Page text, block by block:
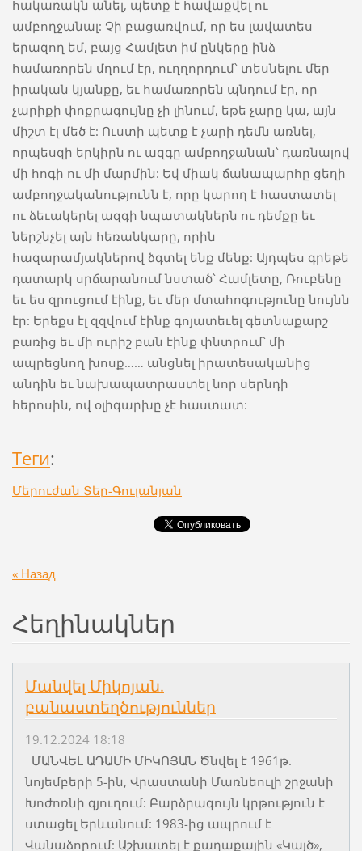
հակառակն անել, պետք է հավաքվել ու
ամբողջանալ: Չի բացառվում, որ ես լավատես
երազող եմ, բայց Համլետ իմ ընկերը ինձ
համառորեն մղում էր, ուղղորդում՝ տեսնելու մեր
իրական կյանքը, եւ համառորեն պնդում էր, որ
չարիքի փոքրագույնը չի լինում, եթե չարը կա, այն
միշտ էլ մեծ է: Ուստի պետք է չարի դեմն առնել,
որպեսզի երկիրն ու ազգը ամբողջանան՝ դառնալով
մի հոգի ու մի մարմին: Եվ միակ ճանապարհը ցեղի
ամբողջականությունն է, որը կարող է հաստատել
ու ձեւակերել ազգի նպատակներն ու դեմքը եւ
ներշնչել այն հեռանկարը, որին
հազարամյակներով ձգտել ենք մենք: Այդպես գրեթե
դատարկ սրճարանում նստած՝ Համլետը, Ռուբենը
եւ ես զրուցում էինք, եւ մեր մտահոգությունը նույնն
էր: Երեքս էլ զզվում էինք գոյատեւել գետնաքարշ
բառից եւ մի ուրիշ բան էինք փնտրում՝ մի
ապրեցնող խոսք…… անցնել իրատեսականից
անդին եւ նախապատրաստել նոր սերնդի
հերոսին, ով օլիգարխը չէ հաստատ:
Теги:
Մերուժան Տեր-Գուլանյան
« Назад
Հեղինակներ
Մանվել Միկոյան.
բանաստեղծություններ
19.12.2024 18:18
ՄԱՆՎԵԼ ԱԴԱՄԻ ՄԻԿՈՅԱՆ Ծնվել է 1961թ.
նոյեմբերի 5-ին, Վրաստանի Մառնեուլի շրջանի
Խոժոռնի գյուղում: Բարձրագույն կրթություն է
ստացել Երևանում: 1983-ից ապրում է
Վանաձորում: Աշխատել է քաղաքային «Կայծ»,